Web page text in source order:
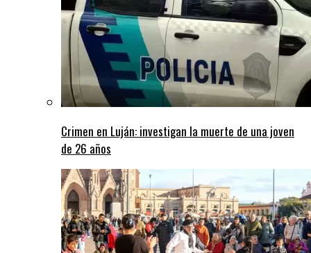
Crimen en Luján: investigan la muerte de una joven
de 26 años